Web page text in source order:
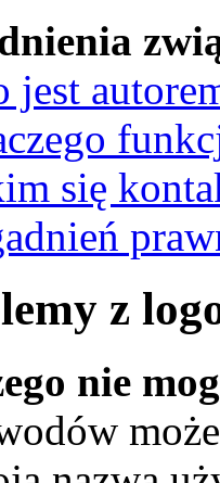
jest
się
z
nie